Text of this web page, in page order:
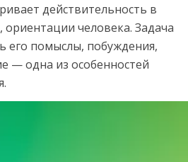
действительность в
ориентации человека. Задача
его помыслы, побуждения,
— одна из особенностей